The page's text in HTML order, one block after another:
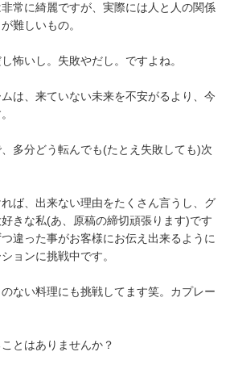
常に綺麗ですが、実際には人と人の関係
難しいもの。
怖いし。失敗やだし。ですよね。
は、来ていない未来を不安がるより、今
多分どう転んでも(たとえ失敗しても)次
ば、出来ない理由をたくさん言うし、グ
きな私(あ、原稿の締切頑張ります)です
違った事がお客様にお伝え出来るように
ョンに挑戦中です。
ない料理にも挑戦してます笑。カプレー
とはありませんか？